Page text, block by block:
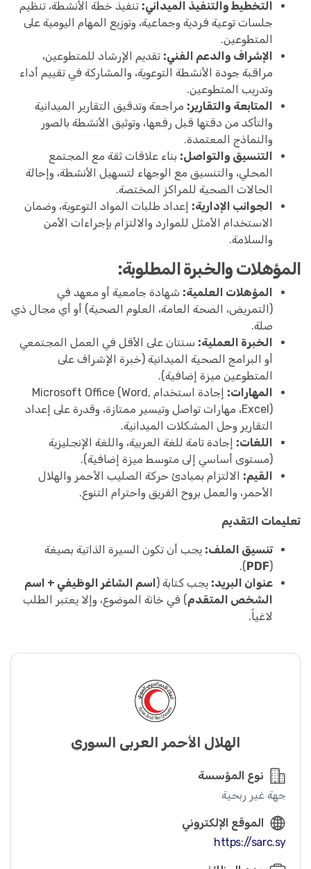
التخطيط والتنفيذ الميداني: تنفيذ خطة الأنشطة، تنظيم
جلسات توعية فردية وجماعية، وتوزيع المهام اليومية على
المتطوعين.
الإشراف والدعم الفني: تقديم الإرشاد للمتطوعين،
مراقبة جودة الأنشطة التوعوية، والمشاركة في تقييم أداء
وتدريب المتطوعين.
المتابعة والتقارير: مراجعة وتدقيق التقارير الميدانية
والتأكد من دقتها قبل رفعها، وتوثيق الأنشطة بالصور
والنماذج المعتمدة.
التنسيق والتواصل: بناء علاقات ثقة مع المجتمع
المحلي، والتنسيق مع الوجهاء لتسهيل الأنشطة، وإحالة
الحالات الصحية للمراكز المختصة.
الجوانب الإدارية: إعداد طلبات المواد التوعوية، وضمان
الاستخدام الأمثل للموارد والالتزام بإجراءات الأمن
والسلامة.
المؤهلات والخبرة المطلوبة:
المؤهلات العلمية: شهادة جامعية أو معهد في
(التمريض، الصحة العامة، العلوم الصحية) أو أي مجال ذي
صلة.
الخبرة العملية: سنتان على الأقل في العمل المجتمعي
أو البرامج الصحية الميدانية (خبرة الإشراف على
المتطوعين ميزة إضافية).
المهارات:
إجادة استخدام Microsoft Office (Word,
Excel)، مهارات تواصل وتيسير ممتازة، وقدرة على إعداد
التقارير وحل المشكلات الميدانية.
اللغات: إجادة تامة للغة العربية، واللغة الإنجليزية
(مستوى أساسي إلى متوسط ميزة إضافية).
القيم: الالتزام بمبادئ حركة الصليب الأحمر والهلال
الأحمر، والعمل بروح الفريق واحترام التنوع.
تعليمات التقديم
تنسيق الملف: يجب أن تكون السيرة الذاتية بصيغة
(
PDF
).
عنوان البريد: يجب كتابة (اسم الشاغر الوظيفي + اسم
الشخص المتقدم) في خانة الموضوع، وإلا يعتبر الطلب
لاغياً.
الهلال الأحمر العربي السوري
نوع المؤسسة
جهة غير ربحية
الموقع الإلكتروني
https://sarc.sy